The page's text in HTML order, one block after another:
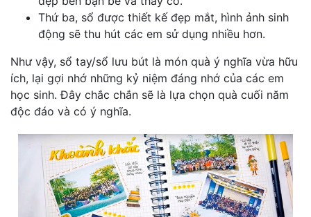
Thứ ba, sổ được thiết kế đẹp mắt, hình ảnh sinh
động sẽ thu hút các em sử dụng nhiều hơn.
Như vậy, sổ tay/sổ lưu bút là món quà ý nghĩa vừa hữu
ích, lại gợi nhớ những kỷ niệm đáng nhớ của các em
học sinh. Đây chắc chắn sẽ là lựa chọn quà cuối năm
độc đáo và có ý nghĩa.